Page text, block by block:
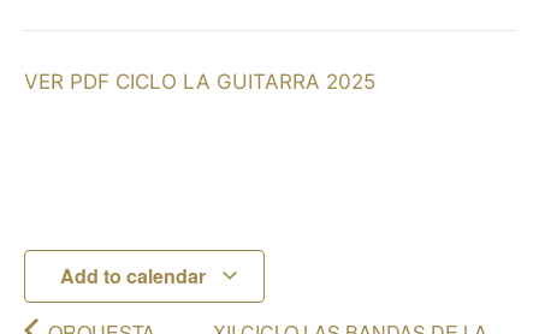
VER PDF CICLO LA GUITARRA 2025
Add to calendar